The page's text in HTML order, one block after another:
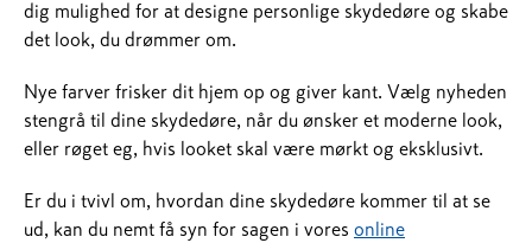
dig mulighed for at designe personlige skydedøre og skabe
det look, du drømmer om.
Nye farver frisker dit hjem op og giver kant. Vælg nyheden
stengrå til dine skydedøre, når du ønsker et moderne look,
eller røget eg, hvis looket skal være mørkt og eksklusivt.
Er du i tvivl om, hvordan dine skydedøre kommer til at se
ud, kan du nemt få syn for sagen i vores online